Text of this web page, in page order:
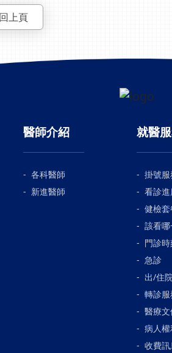
上頁
醫師介紹
各科醫師
新進醫師
就醫
掛號服
看診
健檢套
該看
門診
急診
出/住院
轉診服
醫療
病人
收費訊